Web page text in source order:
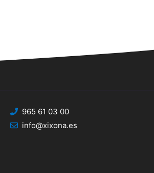
965 61 03 00
info@xixona.es